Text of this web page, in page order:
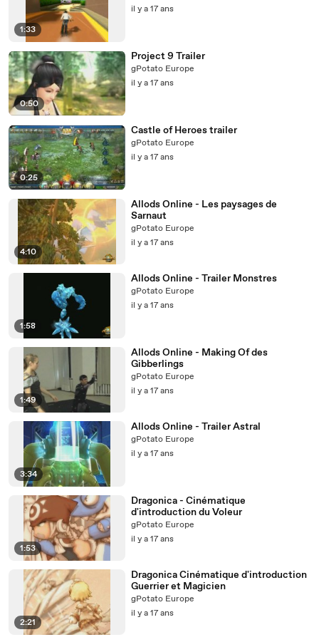
1:33
il y a 17 ans
0:50
Project 9 Trailer
gPotato Europe
il y a 17 ans
0:25
Castle of Heroes trailer
gPotato Europe
il y a 17 ans
4:10
Allods Online - Les paysages de
Sarnaut
gPotato Europe
il y a 17 ans
1:58
Allods Online - Trailer Monstres
gPotato Europe
il y a 17 ans
1:49
Allods Online - Making Of des
Gibberlings
gPotato Europe
il y a 17 ans
3:34
Allods Online - Trailer Astral
gPotato Europe
il y a 17 ans
1:53
Dragonica - Cinématique
d'introduction du Voleur
gPotato Europe
il y a 17 ans
2:21
Dragonica Cinématique d'introduction
Guerrier et Magicien
gPotato Europe
il y a 17 ans